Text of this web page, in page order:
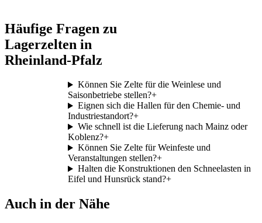
Häufige Fragen zu
Lagerzelten in
Rheinland-Pfalz
Können Sie Zelte für die Weinlese und
Saisonbetriebe stellen?+
Eignen sich die Hallen für den Chemie- und
Industriestandort?+
Wie schnell ist die Lieferung nach Mainz oder
Koblenz?+
Können Sie Zelte für Weinfeste und
Veranstaltungen stellen?+
Halten die Konstruktionen den Schneelasten in
Eifel und Hunsrück stand?+
Auch in der Nähe